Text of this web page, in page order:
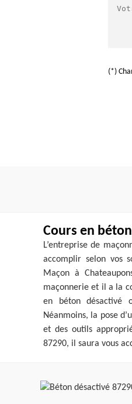
(*)
Cours en
L’entreprise de
accomplir selon vos
Maçon à
maçonnerie et il a la
en béton désactivé
Néanmoins, la pose
et des outils
87290, il saura vous